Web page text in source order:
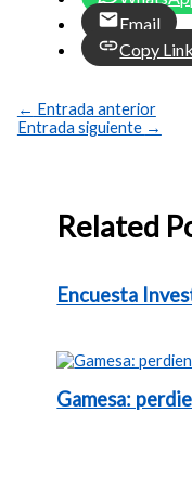
Email
Copy Link
← Entrada anterior
Entrada siguiente →
Related
Encuesta
Gamesa: